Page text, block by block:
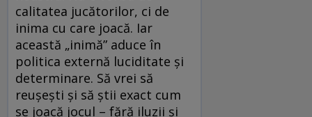
calitatea jucătorilor, ci de
inima cu care joacă. Iar
această „inimă” aduce în
politica externă luciditate și
determinare. Să vrei să
reușești și să știi exact cum
se joacă jocul – fără iluzii și